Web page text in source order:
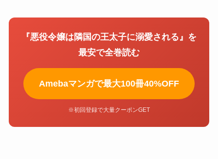
『悪役令嬢は隣国の王太子に溺愛される』を
最安で全巻読む
Amebaマンガで最大100冊40%OFF
※初回登録で大量クーポンGET